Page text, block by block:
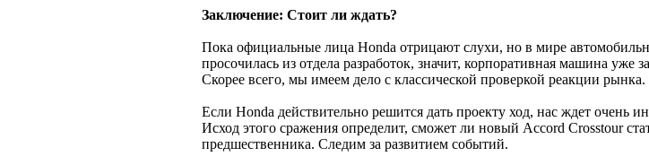
Заключение: Стоит ли ждать?
Пока официальные лица Honda отрицают слухи, но в мире
просочилась из отдела разработок, значит, корпоративная машина
Скорее всего, мы имеем дело с классической проверкой реакции рынка.
Если Honda действительно решится дать проекту ход, нас ждет очень
Исход этого сражения определит, сможет ли новый Accord Crosstour
предшественника. Следим за развитием событий.